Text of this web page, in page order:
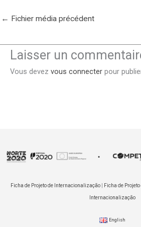
← Fichier média précédent
Laisser un
Vous devez vous connecter pour
Ficha de Projeto de Internacionalização Ficha de
Internacionalização
English